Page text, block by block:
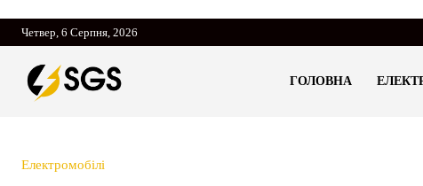
Четвер, 6 Серпня, 2026
ГОЛОВНА
Електромобілі